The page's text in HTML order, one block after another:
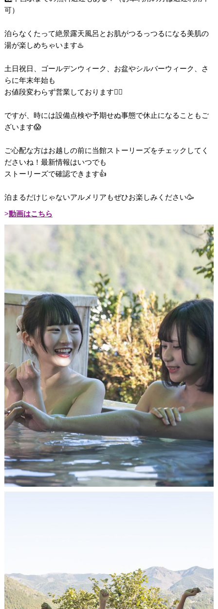
可）
泊らなくたって絶景露天風呂とお肌がつるっつるになる美肌の
湯が楽しめちゃいます♨️
土日祝日、ゴールデンウィーク、お盆やシルバーウィーク、さ
らに年末年始も
お値段変わらず営業しております💁‍♀️
ですが、時には設備点検や予期せぬ事態で休止になることもご
ざいます😱
ご心配な方はお越しの前に当館ストーリーズをチェックしてく
ださいね！最新情報はいつでも
ストーリーズで確認できます👍
泊まるだけじゃないアルメリアもぜひお楽しみください🥳
動画はこちら